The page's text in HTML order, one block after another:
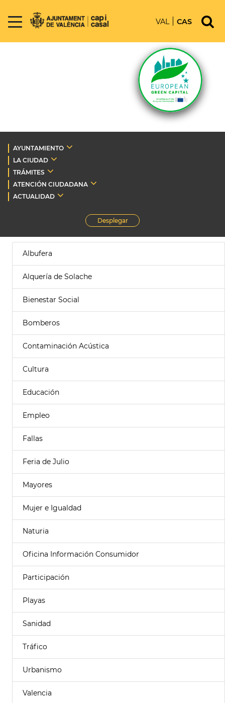
VAL CAS
AYUNTAMIENTO
LA CIUDAD
TRÁMITES
ATENCIÓN CIUDADANA
ACTUALIDAD
Desplegar
Albufera
Alquería de Solache
Bienestar Social
Bomberos
Contaminación Acústica
Cultura
Educación
Empleo
Fallas
Feria de Julio
Mayores
Mujer e Igualdad
Naturia
Oficina Información Consumidor
Participación
Playas
Sanidad
Tráfico
Urbanismo
Valencia